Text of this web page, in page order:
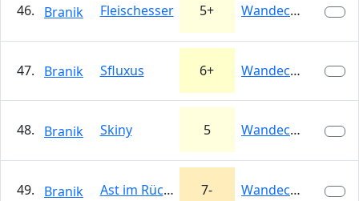
46. Branik Fleischesser 5+ Wandeck…
47. Branik Sfluxus 6+ Wandeck…
48. Branik Skiny 5 Wandeck…
49. Branik Ast im Rücken 7- Wandeck…